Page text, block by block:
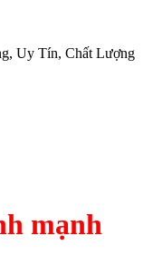
Uy Tín, Chất Lượng
mạnh